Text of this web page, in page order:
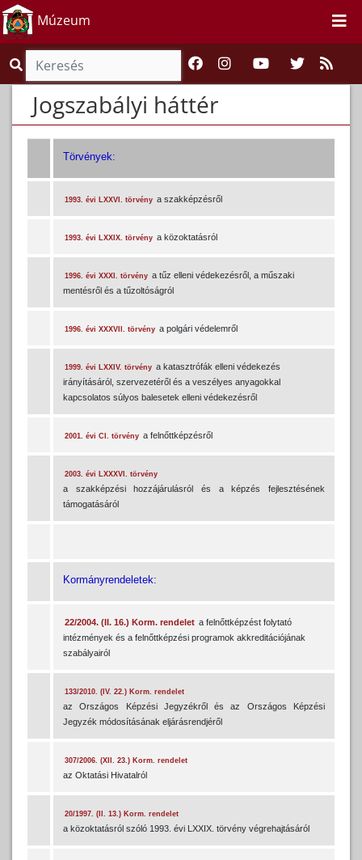
Múzeum
Jogszabályi háttér
Törvények:
1993. évi LXXVI. törvény a szakképzésről
1993. évi LXXIX. törvény a közoktatásról
1996. évi XXXI. törvény a tűz elleni védekezésről, a műszaki
mentésről és a tűzoltóságról
1996. évi XXXVII. törvény a polgári védelemről
1999. évi LXXIV. törvény a katasztrófák elleni védekezés
irányításáról, szervezetéről és a veszélyes anyagokkal
kapcsolatos súlyos balesetek elleni védekezésről
2001. évi CI. törvény a felnőttképzésről
2003. évi LXXXVI. törvény
a szakképzési hozzájárulásról és a képzés fejlesztésének
támogatásáról
Kormányrendeletek:
22/2004. (II. 16.) Korm. rendelet a felnőttképzést folytató
intézmények és a felnőttképzési programok akkreditációjának
szabályairól
133/2010. (IV. 22.) Korm. rendelet
az Országos Képzési Jegyzékről és az Országos Képzési
Jegyzék módosításának eljárásrendjéről
307/2006. (XII. 23.) Korm. rendelet
az Oktatási Hivatalról
20/1997. (II. 13.) Korm. rendelet
a közoktatásról szóló 1993. évi LXXIX. törvény végrehajtásáról